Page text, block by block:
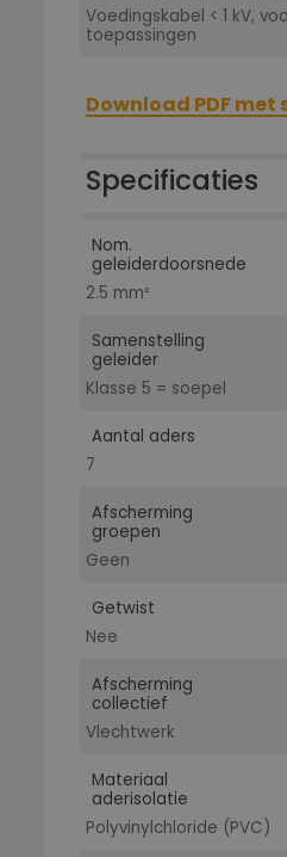
Voedingskabel < 1 kV,
toepassingen
Download PDF
Specificaties
Nom.
geleiderdoorsnede
2.5 mm²
Samenstelling
geleider
Klasse 5 = soepel
Aantal aders
7
Afscherming
groepen
Geen
Getwist
Nee
Afscherming
collectief
Vlechtwerk
Materiaal
aderisolatie
Polyvinylchloride (PVC)